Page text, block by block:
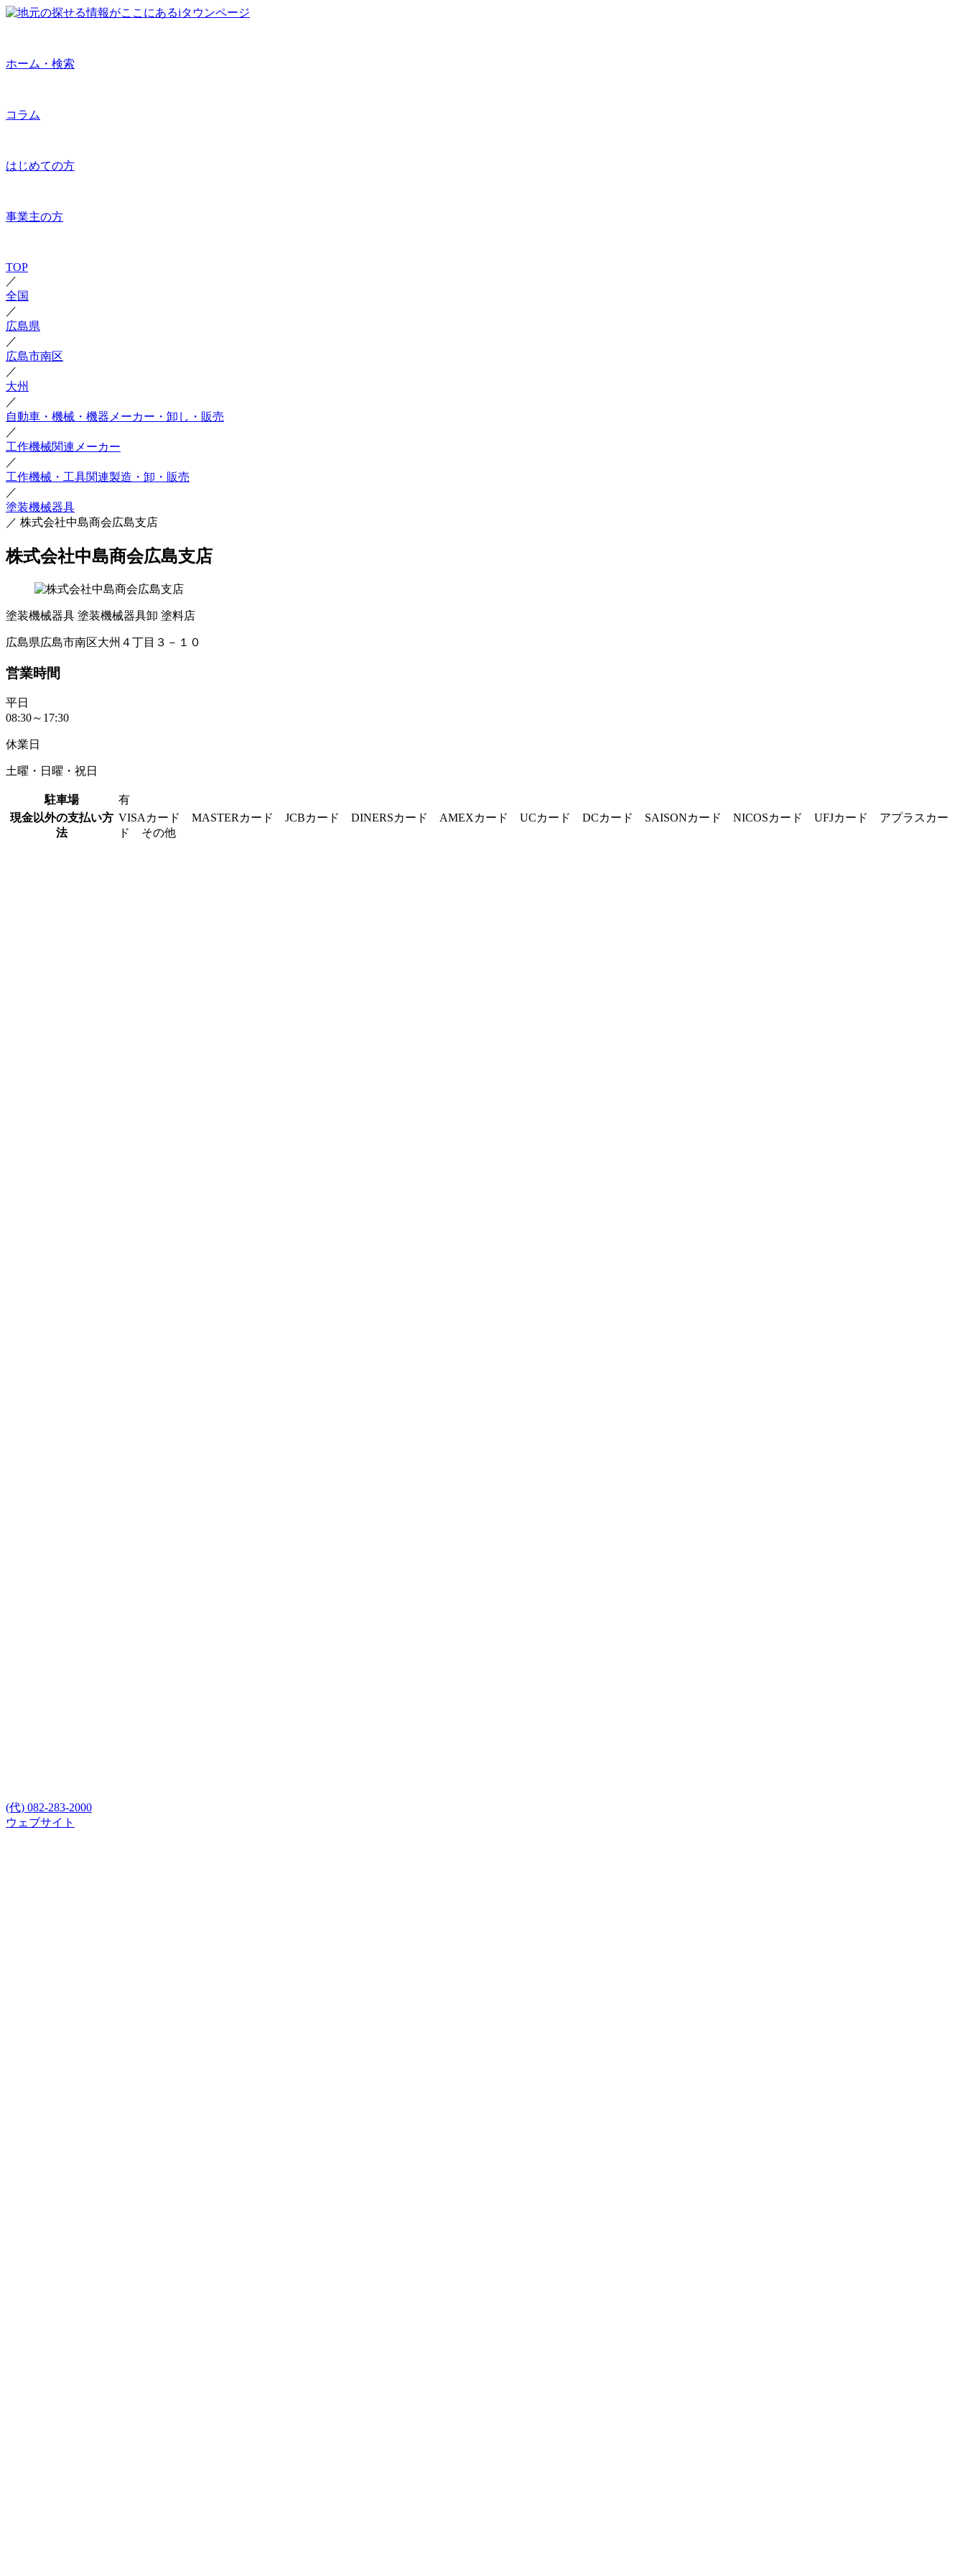
ホーム・検索
コラム
はじめての方
事業主の方
TOP
／
全国
／
広島県
／
広島市南区
／
大州
／
自動車・機械・機器メーカー・卸し・販売
／
工作機械関連メーカー
／
工作機械・工具関連製造・卸・販売
／
塗装機械器具
／ 株式会社中島商会広島支店
株式会社中島商会広島支店
塗装機械器具 塗装機械器具卸 塗料店
広島県広島市南区大州４丁目３－１０
営業時間
平日
08:30～17:30
休業日
土曜・日曜・祝日
駐車場
有
現金以外の支払い方
法
VISAカード MASTERカード JCBカード DINERSカード AMEXカード UCカード DCカード SAISONカード NICOSカード UFJカード アプラスカー
ド その他
(代) 082-283-2000
ウェブサイト